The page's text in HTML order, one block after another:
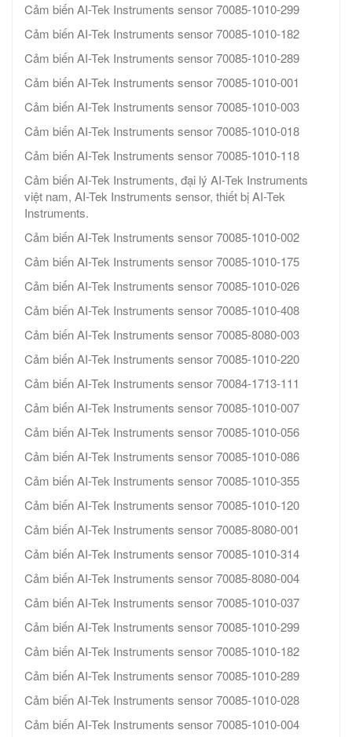
Cảm biến AI-Tek Instruments sensor 70085-1010-299
Cảm biến AI-Tek Instruments sensor 70085-1010-182
Cảm biến AI-Tek Instruments sensor 70085-1010-289
Cảm biến AI-Tek Instruments sensor 70085-1010-001
Cảm biến AI-Tek Instruments sensor 70085-1010-003
Cảm biến AI-Tek Instruments sensor 70085-1010-018
Cảm biến AI-Tek Instruments sensor 70085-1010-118
Cảm biến AI-Tek Instruments, đại lý AI-Tek Instruments
việt nam, AI-Tek Instruments sensor, thiết bị AI-Tek
Instruments.
Cảm biến AI-Tek Instruments sensor 70085-1010-002
Cảm biến AI-Tek Instruments sensor 70085-1010-175
Cảm biến AI-Tek Instruments sensor 70085-1010-026
Cảm biến AI-Tek Instruments sensor 70085-1010-408
Cảm biến AI-Tek Instruments sensor 70085-8080-003
Cảm biến AI-Tek Instruments sensor 70085-1010-220
Cảm biến AI-Tek Instruments sensor 70084-1713-111
Cảm biến AI-Tek Instruments sensor 70085-1010-007
Cảm biến AI-Tek Instruments sensor 70085-1010-056
Cảm biến AI-Tek Instruments sensor 70085-1010-086
Cảm biến AI-Tek Instruments sensor 70085-1010-355
Cảm biến AI-Tek Instruments sensor 70085-1010-120
Cảm biến AI-Tek Instruments sensor 70085-8080-001
Cảm biến AI-Tek Instruments sensor 70085-1010-314
Cảm biến AI-Tek Instruments sensor 70085-8080-004
Cảm biến AI-Tek Instruments sensor 70085-1010-037
Cảm biến AI-Tek Instruments sensor 70085-1010-299
Cảm biến AI-Tek Instruments sensor 70085-1010-182
Cảm biến AI-Tek Instruments sensor 70085-1010-289
Cảm biến AI-Tek Instruments sensor 70085-1010-028
Cảm biến AI-Tek Instruments sensor 70085-1010-004